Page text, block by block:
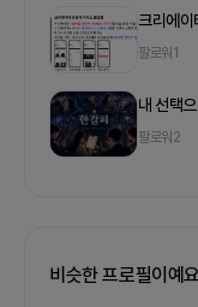
크리에이
팔로워 1
내 선택
팔로워 2
비슷한 프로필이예요